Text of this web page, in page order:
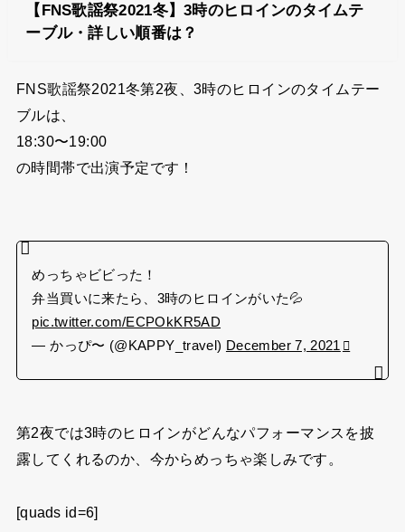
【FNS歌謡祭2021冬】3時のヒロインのタイムテ
ーブル・詳しい順番は？
FNS歌謡祭2021冬第2夜、3時のヒロインのタイムテー
ブルは、
18:30〜19:00
の時間帯で出演予定です！
めっちゃビビった！
弁当買いに来たら、3時のヒロインがいた💦
pic.twitter.com/ECPOkKR5AD
— かっぴ〜 (@KAPPY_travel) December 7, 2021
第2夜では3時のヒロインがどんなパフォーマンスを披
露してくれるのか、今からめっちゃ楽しみです。
[quads id=6]